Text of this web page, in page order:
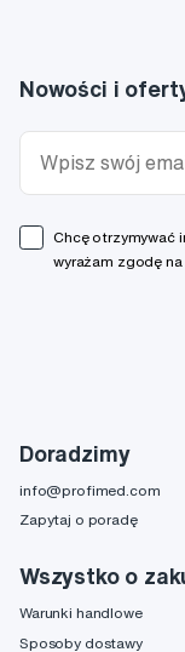
Doradzimy
info@profimed.com
Zapytaj o poradę
Wszystko o
Warunki handlowe
Sposoby dostawy
Nowości i
Chcę otrzymywać
wyrażam zgodę na